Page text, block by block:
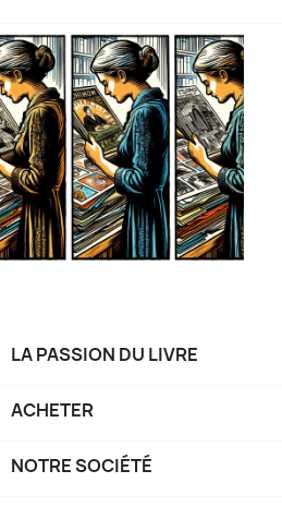
LA PASSION DU LIVRE
ACHETER
NOTRE SOCIÉTÉ